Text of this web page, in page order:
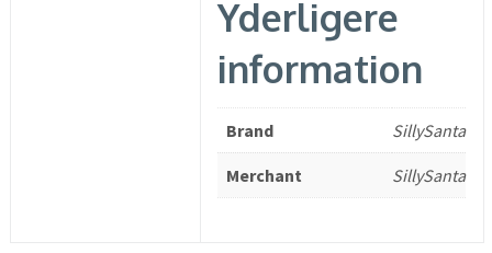
Yderligere
information
Brand SillySanta
Merchant SillySanta